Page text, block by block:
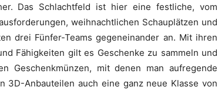
Das Schlachtfeld ist hier eine festliche, vom
weihnachtlichen Schauplätzen und
drei Fünfer-Teams gegeneinander an. Mit ihren
Fähigkeiten gilt es Geschenke zu sammeln und
Geschenkmünzen, mit denen man aufregende
3D-Anbauteilen auch eine ganz neue Klasse von